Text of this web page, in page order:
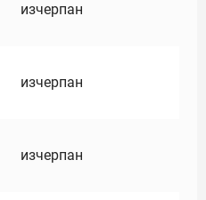
изчерпан
изчерпан
изчерпан